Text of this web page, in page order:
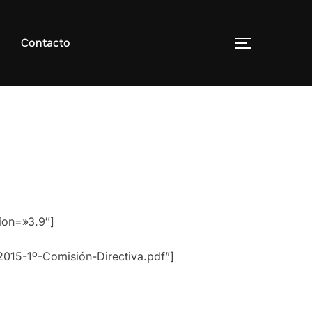
Contacto TOGGLE
1º-Comisión-Directiva.pdf”]